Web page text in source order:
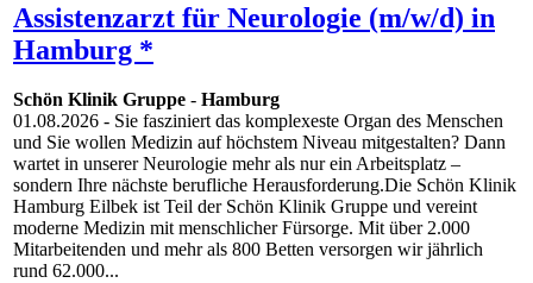
Assistenzarzt für Neurologie (m/w/d) in
Hamburg *
Schön Klinik Gruppe - Hamburg
01.08.2026 - Sie fasziniert das komplexeste Organ des Menschen
und Sie wollen Medizin auf höchstem Niveau mitgestalten? Dann
wartet in unserer Neurologie mehr als nur ein Arbeitsplatz –
sondern Ihre nächste berufliche Herausforderung.Die Schön Klinik
Hamburg Eilbek ist Teil der Schön Klinik Gruppe und vereint
moderne Medizin mit menschlicher Fürsorge. Mit über 2.000
Mitarbeitenden und mehr als 800 Betten versorgen wir jährlich
rund 62.000...